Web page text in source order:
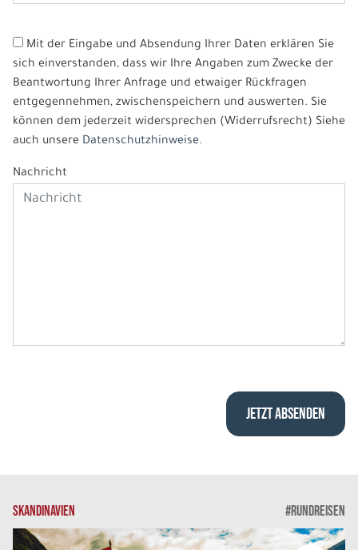
Mit der Eingabe und Absendung Ihrer Daten erklären Sie
sich einverstanden, dass wir Ihre Angaben zum Zwecke der
Beantwortung Ihrer Anfrage und etwaiger Rückfragen
entgegennehmen, zwischenspeichern und auswerten. Sie
können dem jederzeit widersprechen (Widerrufsrecht) Siehe
auch unsere Datenschutzhinweise.
Nachricht
SKANDINAVIEN #RUNDREISEN